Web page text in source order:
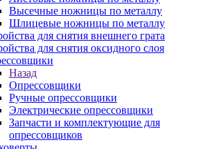
Высечные ножницы по металлу
Шлицевые ножницы по металлу
для снятия внешнего грата
для снятия оксидного слоя
Назад
Опрессовщики
Ручные опрессовщики
Электрические опрессовщики
Запчасти и комплектующие для
опрессовщиков